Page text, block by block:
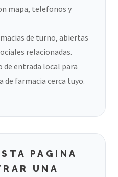
mapa, telefonos y
de turno, abiertas
relacionadas.
de entrada local para
de farmacia cerca tuyo.
PAGINA
UNA